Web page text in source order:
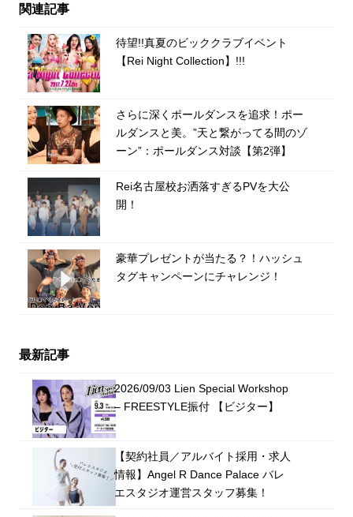
関連記事
待望!!真夏のビッククラブイベント
【Rei Night Collection】!!!
さらに深くポールダンスを追求！ポー
ルダンスと美。”天と繋がってる間のゾ
ーン”：ポールダンス対談【第2弾】
Rei名古屋校お洒落すぎるPVを大公
開！
豪華プレゼントが当たる？！ハッシュ
タグキャンペーンにチャレンジ！
最新記事
2026/09/03 Lien Special Workshop
– FREESTYLE振付 【ビジター】
【契約社員／アルバイト採用・求人
情報】Angel R Dance Palace バレ
エスタジオ運営スタッフ募集！